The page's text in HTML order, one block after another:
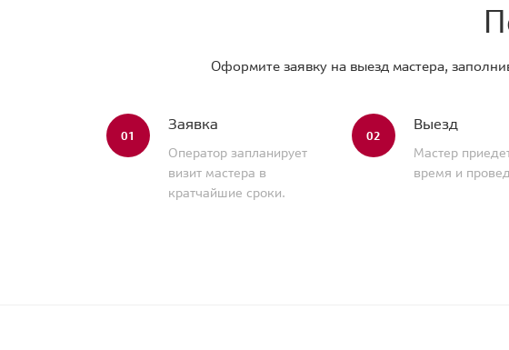
Оформите заявку на выезд мастера,
01
Заявка
Оператор запланирует
визит мастера в
кратчайшие сроки.
02
Выезд
Мастер
время и